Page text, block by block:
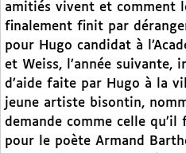
amitiés vivent et comment
finalement finit par
pour Hugo candidat à
et Weiss, l’année suivante,
d’aide faite par Hugo à la
jeune artiste bisontin,
demande comme celle
pour le poète Armand